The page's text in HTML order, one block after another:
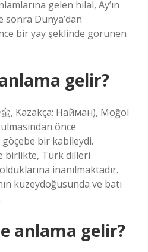
gelen hilal, Ay’ın
sonra Dünya’dan
bir yay şeklinde görünen
gelir?
, Kazakça: Найман), Moğol
önce
bir kabileydi.
birlikte, Türk dilleri
inanılmaktadır.
kuzeydoğusunda ve batı
anlama gelir?